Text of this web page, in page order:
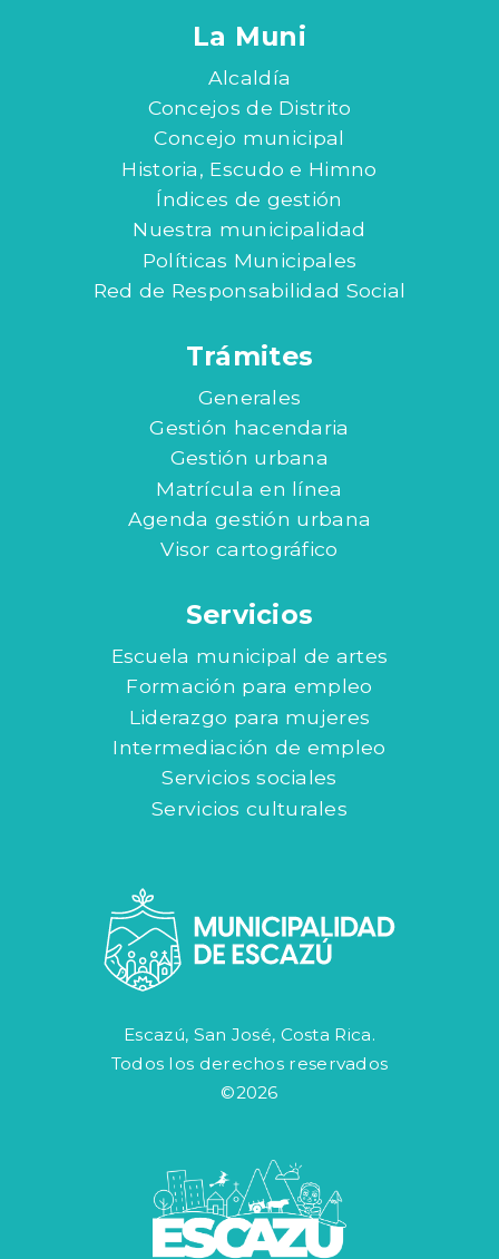
La Muni
Alcaldía
Concejos de Distrito
Concejo municipal
Historia, Escudo e Himno
Índices de gestión
Nuestra municipalidad
Políticas Municipales
Red de Responsabilidad Social
Trámites
Generales
Gestión hacendaria
Gestión urbana
Matrícula en línea
Agenda gestión urbana
Visor cartográfico
Servicios
Escuela municipal de artes
Formación para empleo
Liderazgo para mujeres
Intermediación de empleo
Servicios sociales
Servicios culturales
Escazú, San José, Costa Rica.
Todos los derechos reservados
©2026